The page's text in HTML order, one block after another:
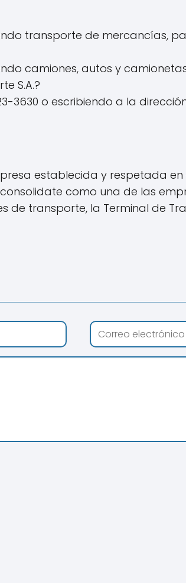
transporte de mercancías,
camiones, autos y
S.A.?
3630 o escribiendo a la
establecida y respetada
como una de las
transporte, la Terminal de